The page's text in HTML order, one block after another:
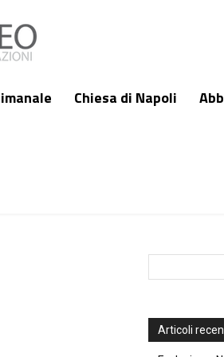
Chiesa di Napoli
Articoli